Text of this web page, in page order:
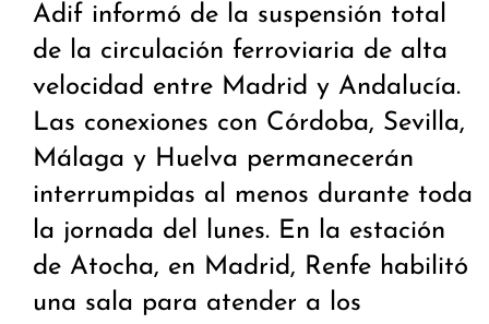
Adif informó de la suspensión total
de la circulación ferroviaria de alta
velocidad entre Madrid y Andalucía.
Las conexiones con Córdoba, Sevilla,
Málaga y Huelva permanecerán
interrumpidas al menos durante toda
la jornada del lunes. En la estación
de Atocha, en Madrid, Renfe habilitó
una sala para atender a los